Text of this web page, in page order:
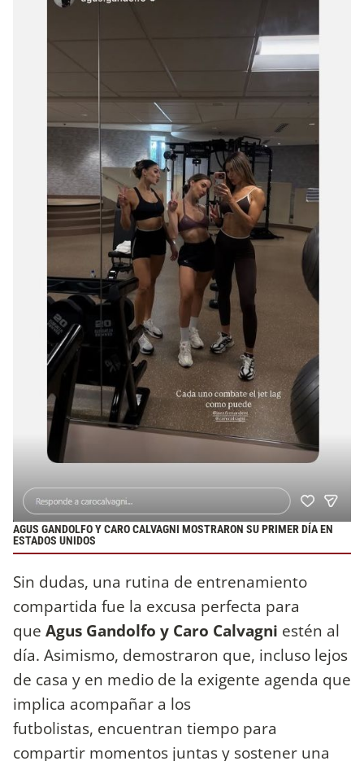
AGUS GANDOLFO Y CARO CALVAGNI MOSTRARON SU PRIMER DÍA EN
ESTADOS UNIDOS
Sin dudas, una rutina de entrenamiento
compartida fue la excusa perfecta para
que Agus Gandolfo y Caro Calvagni estén al
día. Asimismo, demostraron que, incluso lejos
de casa y en medio de la exigente agenda que
implica acompañar a los
futbolistas, encuentran tiempo para
compartir momentos juntas y sostener una